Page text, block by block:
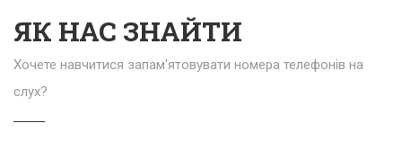
ЯК НАС ЗНАЙТИ
Хочете навчитися запам'ятовувати номера телефонів на
слух?